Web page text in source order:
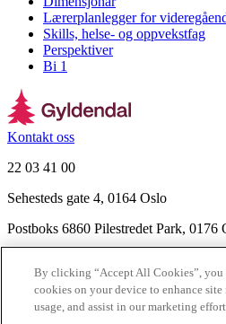
Lærerplanlegger for
Skills, helse- og oppvekstfag
Perspektiver
Bi 1
Kontakt oss
22 03 41 00
Sehesteds gate 4, 0164 Oslo
Postboks 6860 Pilestredet Park, 0176
Nyhetsbrev
Ledige stillinger
By clicking “Accept All Cookies”, you
cookies on your device to enhance
usage, and assist in our marketing